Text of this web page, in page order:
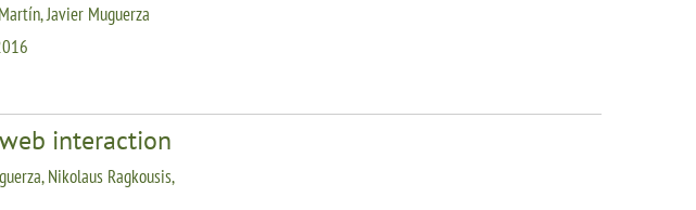
Javier Muguerza
interaction
Nikolaus Ragkousis,